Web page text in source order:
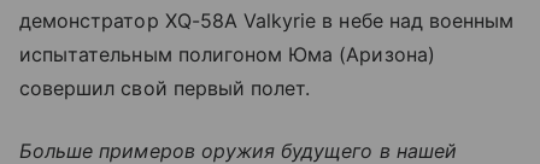
демонстратор XQ-58A Valkyrie в небе над военным
испытательным полигоном Юма (Аризона)
совершил свой первый полет.
Больше примеров оружия будущего в нашей